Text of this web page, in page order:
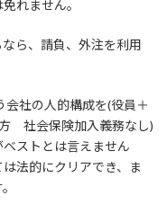
れません。
ら、請負、外注を利用
社の人的構成を(役員＋
社会保険加入義務なし)
ストとは言えません
法的にクリアでき、ま